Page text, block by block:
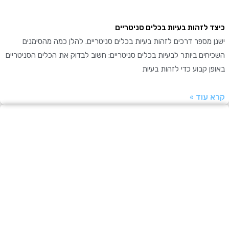
לזהות בעיות בכלים סניטריים
מספר דרכים לזהות בעיות בכלים סניטריים. להלן כמה מהסימנים
ביותר לבעיות בכלים סניטריים: חשוב לבדוק את הכלים הסניטריים
קבוע כדי לזהות בעיות
»